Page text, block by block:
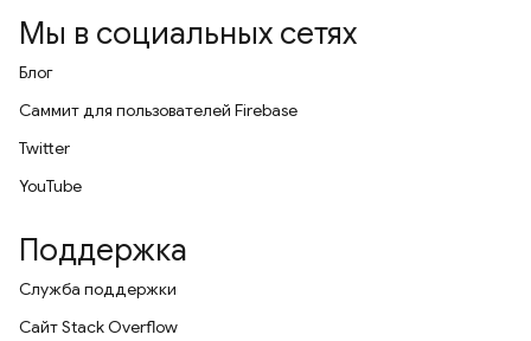
Мы в социальных сетях
Блог
Саммит для пользователей Firebase
Twitter
YouTube
Поддержка
Служба поддержки
Сайт Stack Overflow